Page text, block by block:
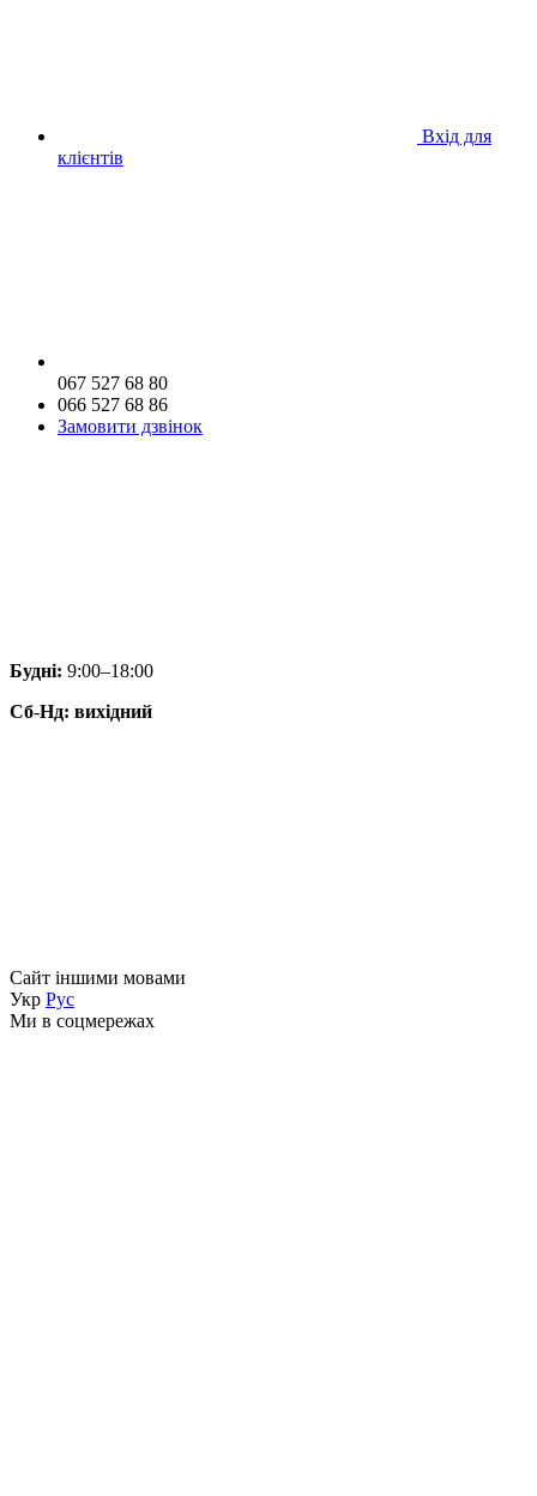
Вхід для
клієнтів
067 527 68 80
066 527 68 86
Замовити дзвінок
Будні: 9:00–18:00
Сб-Нд: вихідний
Сайт іншими мовами
Укр Рус
Ми в соцмережах